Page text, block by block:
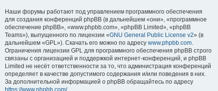
Наши форумы работают под управлением программного обеспечения
для создания конференций phpBB (в дальнейшем «они», «программное
обеспечение phpBB», «www.phpbb.com», «phpBB Limited», «phpBB
Teams»), выпущенного по лицензии «GNU General Public License v2» (в
дальнейшем «GPL»). Скачать его можно по адресу www.phpbb.com.
Ограничения лицензии GPL для программного обеспечения phpBB строго
связаны с организацией и поддержкой интернет-конференций, и phpBB
Limited не несёт ответственности за то, что администрация конференций
определяет в качестве допустимого содержания и/или поведения в них.
За дополнительной информацией о phpBB обращайтесь по адресу
https://www.phpbb.com/.